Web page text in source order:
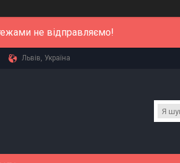
не відправляємо!
Львів, Україна